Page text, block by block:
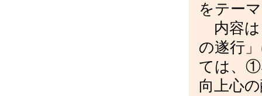
をテー
内容は
の遂行
ては、①
向上心